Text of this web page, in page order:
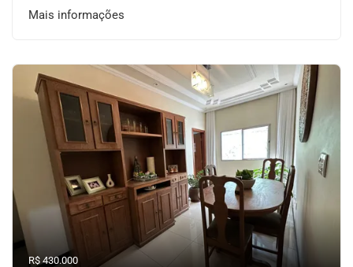
Mais informações
R$ 430.000